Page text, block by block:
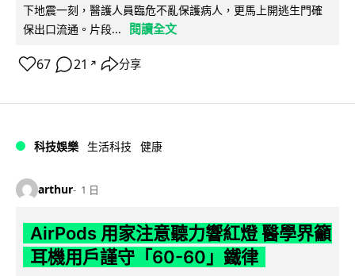
下地震一刻，醫護人員臨危不亂保護病人，更馬上開逃生門確
保出口流通。片段...
閱讀全文
67 21 ↗ 分享
科技娛樂 生活科技 健康
arthur 1 日
AirPods 用家注意聽力響紅燈 醫學界籲
耳機用戶謹守「60-60」鐵律